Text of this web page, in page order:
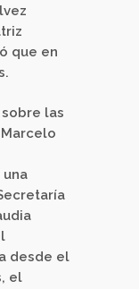
que en
las
desde el
el